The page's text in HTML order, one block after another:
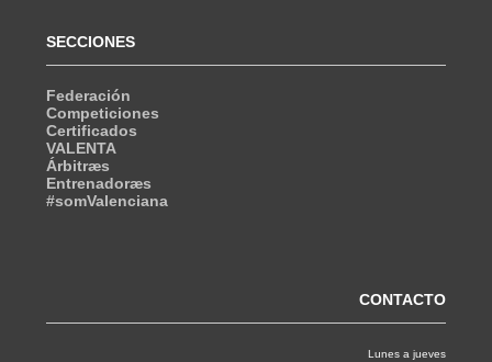
SECCIONES
Federación
Competiciones
Certificados
VALENTA
Árbitræs
Entrenadoræs
#somValenciana
CONTACTO
Lunes a jueves